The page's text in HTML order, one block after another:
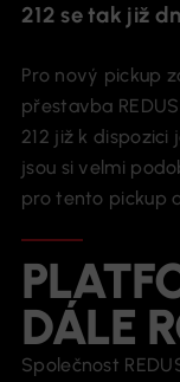
212 se tak již
Pro nový pickup
přestavba
212 již k dispozici
jsou si velmi
pro tento pickup
DÁLE
Společnost